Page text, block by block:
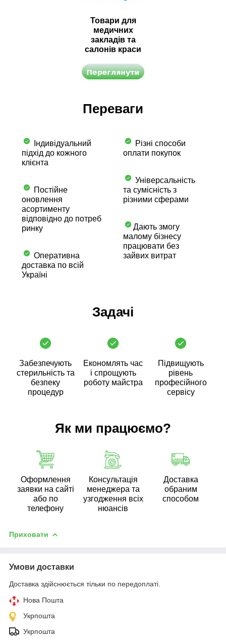
Товари для
медичних
закладів та
салонів краси
Переваги
Індивідуальний
підхід до кожного
клієнта
Постійне
оновлення
асортименту
відповідно до потреб
ринку
Оперативна
доставка по всій
Україні
Різні способи
оплати покупок
Універсальність
та сумісність з
різними сферами
Дають змогу
малому бізнесу
працювати без
зайвих витрат
Задачі
Забезпечують
стерильність та
безпеку
процедур
Економлять час
і спрощують
роботу майстра
Підвищують
рівень
професійного
сервісу
Як ми працюємо?
Оформлення
заявки на сайті
або по
телефону
Консультація
менеджера та
узгодження всіх
нюансів
Доставка
обраним
способом
Приховати
Умови доставки
Доставка здійснюється тільки по передоплаті.
Нова Пошта
Укрпошта
Укрпошта